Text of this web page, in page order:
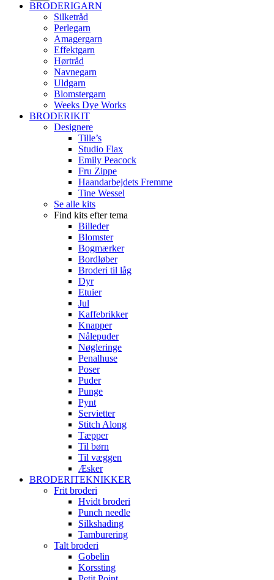
BRODERIGARN
Silketråd
Perlegarn
Amagergarn
Effektgarn
Hørtråd
Navnegarn
Uldgarn
Blomstergarn
Weeks Dye Works
BRODERIKIT
Designere
Tille’s
Studio Flax
Emily Peacock
Fru Zippe
Haandarbejdets Fremme
Tine Wessel
Se alle kits
Find kits efter tema
Billeder
Blomster
Bogmærker
Bordløber
Broderi til låg
Dyr
Etuier
Jul
Kaffebrikker
Knapper
Nålepuder
Nøgleringe
Penalhuse
Poser
Puder
Punge
Pynt
Servietter
Stitch Along
Tæpper
Til børn
Til væggen
Æsker
BRODERITEKNIKKER
Frit broderi
Hvidt broderi
Punch needle
Silkshading
Tamburering
Talt broderi
Gobelin
Korssting